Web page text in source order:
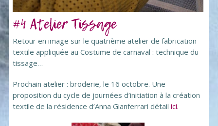
#4 Atelier Tissage
Retour en image sur le quatrième atelier de fabrication
textile appliquée au Costume de carnaval : technique du
tissage…
Prochain atelier : broderie, le 16 octobre. Une
proposition du cycle de journées d’initiation à la création
textile de la résidence d’Anna Gianferrari détailici.